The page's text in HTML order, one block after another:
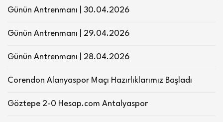
Günün Antrenmanı | 30.04.2026
Günün Antrenmanı | 29.04.2026
Günün Antrenmanı | 28.04.2026
Corendon Alanyaspor Maçı Hazırlıklarımız Başladı
Göztepe 2-0 Hesap.com Antalyaspor